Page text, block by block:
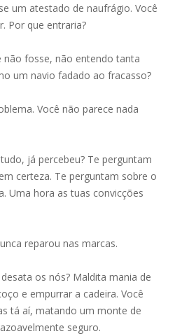
um atestado de naufrágio. Você
Por que entraria?
não fosse, não entendo tanta
um navio fadado ao fracasso?
Você não parece nada
já percebeu? Te perguntam
certeza. Te perguntam sobre o
Uma hora as tuas convicções
reparou nas marcas.
os nós? Maldita mania de
e empurrar a cadeira. Você
tá aí, matando um monte de
seguro.